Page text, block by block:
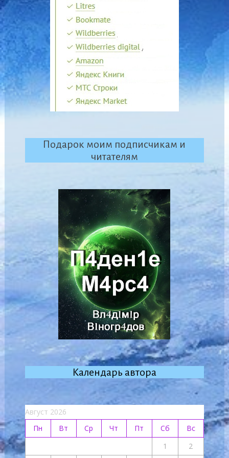
Подарок моим подписчикам и
читателям
Календарь автора
Август 2026
Пн
Вт Ср Чт Пт Сб
Вс
1
2